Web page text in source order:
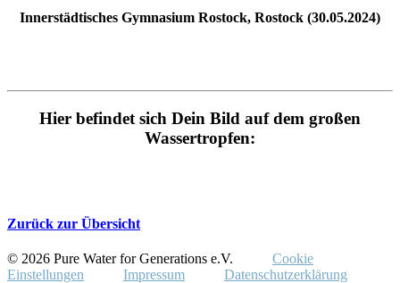
Innerstädtisches Gymnasium Rostock, Rostock (30.05.2024)
Hier befindet sich Dein Bild auf dem großen
Wassertropfen:
Zurück zur Übersicht
© 2026 Pure Water for Generations e.V.
Cookie
Einstellungen
Impressum Datenschutzerklärung